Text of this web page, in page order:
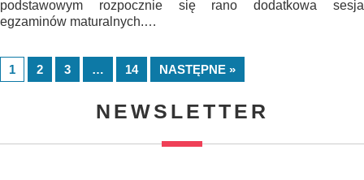
podstawowym rozpocznie się rano dodatkowa sesja
egzaminów maturalnych.…
1 2 3 … 14 NASTĘPNE »
NEWSLETTER